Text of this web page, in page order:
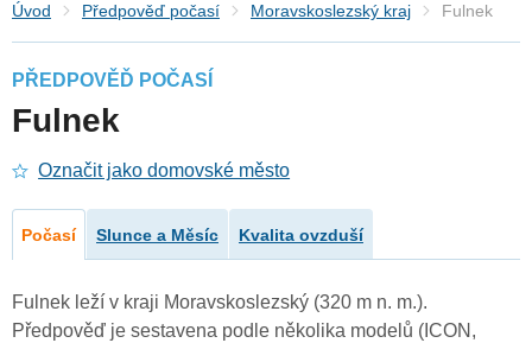
Úvod Předpověď počasí Moravskoslezský kraj Fulnek
PŘEDPOVĚĎ POČASÍ
Fulnek
Označit jako domovské město
Počasí Slunce a Měsíc Kvalita ovzduší
Fulnek leží v kraji Moravskoslezský (320 m n. m.).
Předpověď je sestavena podle několika modelů (ICON,